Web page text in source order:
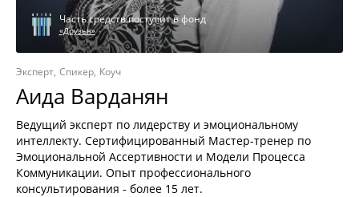
Часть средств поступит в фонд
«Друзья»
Эксперт Спикер Коуч
Аида Варданян
Ведущий эксперт по лидерству и эмоциональному
интеллекту. Сертифицированный Мастер-тренер по
Эмоциональной Ассертивности и Модели Процесса
Коммуникации. Опыт профессионального
консультирования - более 15 лет.